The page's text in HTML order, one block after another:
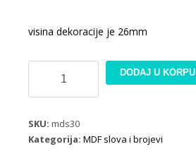
visina dekoracije je 26mm
dekoracija
slovo
količina
DODAJ U KORPU
SKU: mds30
Kategorija: MDF slova i brojevi